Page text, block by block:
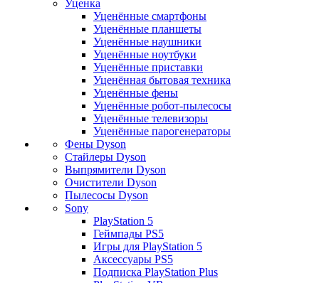
Уценка
Уценённые смартфоны
Уценённые планшеты
Уценённые наушники
Уценённые ноутбуки
Уценённые приставки
Уценённая бытовая техника
Уценённые фены
Уценённые робот-пылесосы
Уценённые телевизоры
Уценённые парогенераторы
Фены Dyson
Стайлеры Dyson
Выпрямители Dyson
Очистители Dyson
Пылесосы Dyson
Sony
PlayStation 5
Геймпады PS5
Игры для PlayStation 5
Аксессуары PS5
Подписка PlayStation Plus